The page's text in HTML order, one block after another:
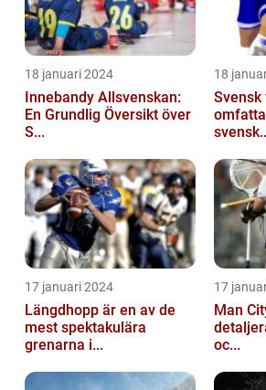
18 januari 2024
Innebandy Allsvenskan:
En Grundlig Översikt över
S...
18
Svensk
17 januari 2024
Längdhopp är en av de
mest spektakulära
grenarna i...
17
Man
oc...